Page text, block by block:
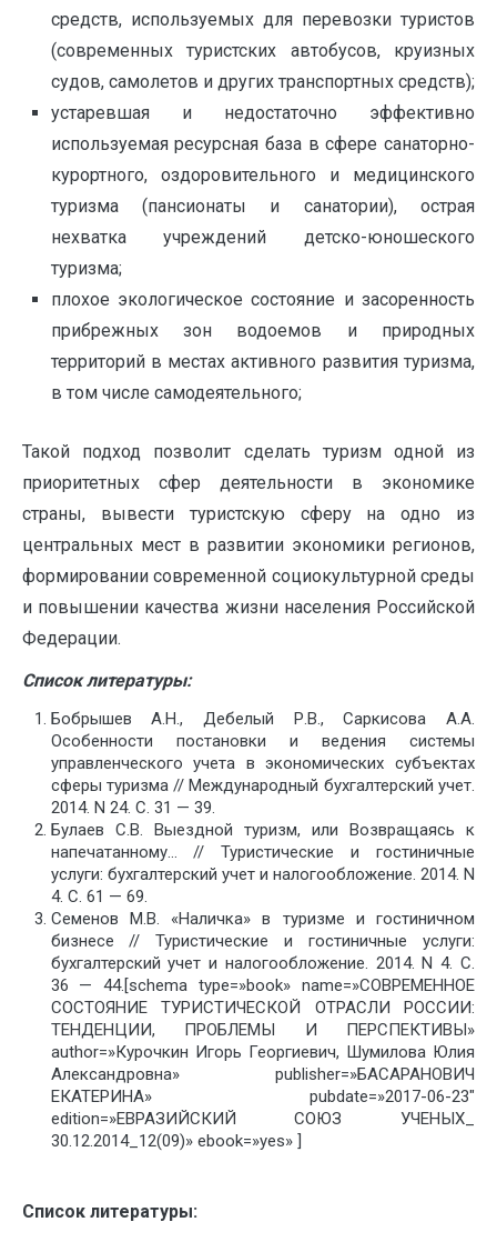
средств, используемых для перевозки туристов
(современных туристских автобусов, круизных
судов, самолетов и других транспортных средств);
устаревшая и недостаточно эффективно
используемая ресурсная база в сфере санаторно-
курортного, оздоровительного и медицинского
туризма (пансионаты и санатории), острая
нехватка учреждений детско-юношеского
туризма;
плохое экологическое состояние и засоренность
прибрежных зон водоемов и природных
территорий в местах активного развития туризма,
в том числе самодеятельного;
Такой подход позволит сделать туризм одной из
приоритетных сфер деятельности в экономике
страны, вывести туристскую сферу на одно из
центральных мест в развитии экономики регионов,
формировании современной социокультурной среды
и повышении качества жизни населения Российской
Федерации.
Список литературы:
Бобрышев А.Н., Дебелый Р.В., Саркисова А.А.
Особенности постановки и ведения системы
управленческого учета в экономических субъектах
сферы туризма // Международный бухгалтерский учет.
2014. N 24. С. 31 — 39.
Булаев С.В. Выездной туризм, или Возвращаясь к
напечатанному… // Туристические и гостиничные
услуги: бухгалтерский учет и налогообложение. 2014. N
4. С. 61 — 69.
Семенов М.В. «Наличка» в туризме и гостиничном
бизнесе // Туристические и гостиничные услуги:
бухгалтерский учет и налогообложение. 2014. N 4. С.
36 — 44.[schema type=»book» name=»СОВРЕМЕННОЕ
СОСТОЯНИЕ ТУРИСТИЧЕСКОЙ ОТРАСЛИ РОССИИ:
ТЕНДЕНЦИИ, ПРОБЛЕМЫ И ПЕРСПЕКТИВЫ»
author=»Курочкин Игорь Георгиевич, Шумилова Юлия
Александровна» publisher=»БАСАРАНОВИЧ
ЕКАТЕРИНА» pubdate=»2017-06-23″
edition=»ЕВРАЗИЙСКИЙ СОЮЗ УЧЕНЫХ_
30.12.2014_12(09)» ebook=»yes» ]
Список литературы: